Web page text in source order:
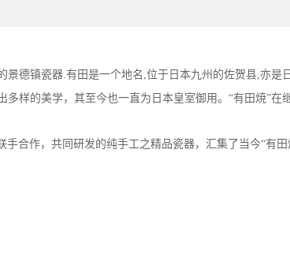
景德镇瓷器.有田是一个地名 ,位于日本九州的佐贺县,亦是
样的美学，其至今也一直为日本皇室御用。“有田焼”
合作，共同研发的纯手工之精品瓷器，汇集了当今“有